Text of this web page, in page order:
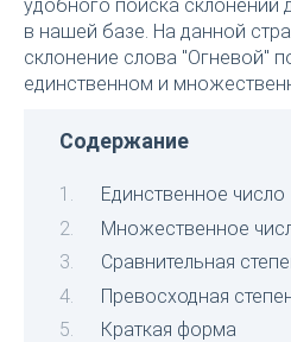
удобного поиска склонений
в нашей базе. На данной
склонение слова "Огневой"
единственном и
Содержание
Единственное число
Множественное
Сравнительная
Превосходная
Краткая форма